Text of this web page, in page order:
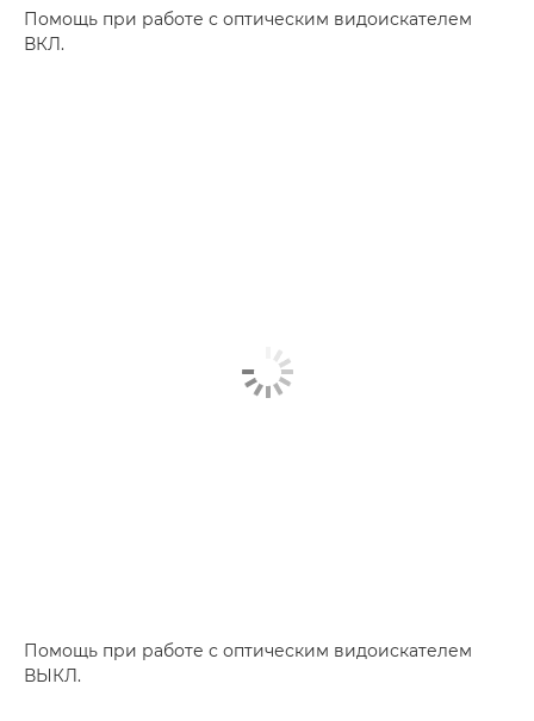
Помощь при работе с оптическим видоискателем
ВКЛ.
Помощь при работе с оптическим видоискателем
ВЫКЛ.